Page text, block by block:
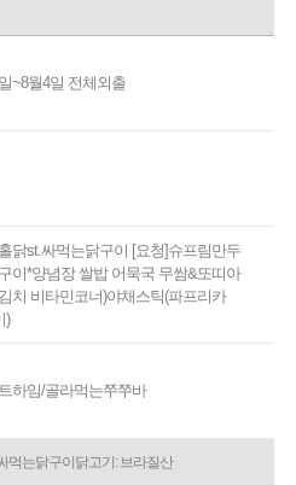
~8월4일 전체외출
닭st.싸먹는닭구이 [요청]슈프림만두
이*양념장 쌀밥 어묵국 무쌈&또띠아
치 비타민코너)야채스틱(파프리카
)
하임/골라먹는쭈쭈바
먹는닭구이닭고기: 브라질산